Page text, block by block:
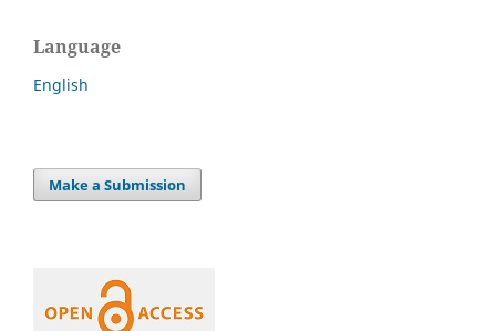
Language
English
Make a Submission